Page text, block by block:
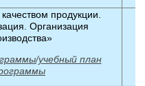
продукции.
Организация
учебный план